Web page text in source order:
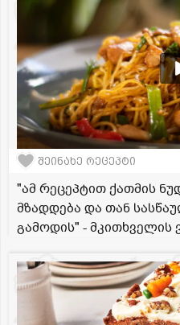
შეინახე რეცეპტი
"ამ რეცეპტით ქათმის
მზადდება და თან
გამოდის" - მკითხველის